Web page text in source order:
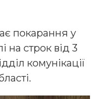
покарання у
на строк від 3
комунікації